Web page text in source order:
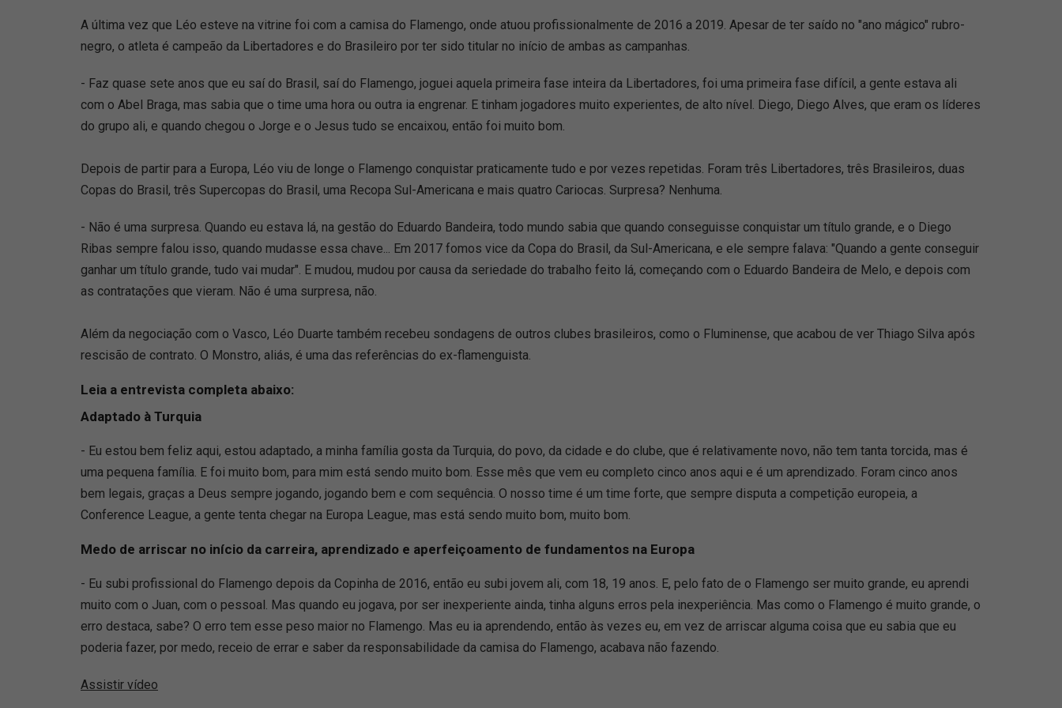
A última vez que Léo esteve na vitrine foi com a camisa do Flamengo, onde atuou profissionalmente de 2016 a 2019. Apesar de ter saído no "ano mágico" rubro-
negro, o atleta é campeão da Libertadores e do Brasileiro por ter sido titular no início de ambas as campanhas.
- Faz quase sete anos que eu saí do Brasil, saí do Flamengo, joguei aquela primeira fase inteira da Libertadores, foi uma primeira fase difícil, a gente estava ali
com o Abel Braga, mas sabia que o time uma hora ou outra ia engrenar. E tinham jogadores muito experientes, de alto nível. Diego, Diego Alves, que eram os líderes
do grupo ali, e quando chegou o Jorge e o Jesus tudo se encaixou, então foi muito bom.
Depois de partir para a Europa, Léo viu de longe o Flamengo conquistar praticamente tudo e por vezes repetidas. Foram três Libertadores, três Brasileiros, duas
Copas do Brasil, três Supercopas do Brasil, uma Recopa Sul-Americana e mais quatro Cariocas. Surpresa? Nenhuma.
- Não é uma surpresa. Quando eu estava lá, na gestão do Eduardo Bandeira, todo mundo sabia que quando conseguisse conquistar um título grande, e o Diego
Ribas sempre falou isso, quando mudasse essa chave... Em 2017 fomos vice da Copa do Brasil, da Sul-Americana, e ele sempre falava: "Quando a gente conseguir
ganhar um título grande, tudo vai mudar". E mudou, mudou por causa da seriedade do trabalho feito lá, começando com o Eduardo Bandeira de Melo, e depois com
as contratações que vieram. Não é uma surpresa, não.
Além da negociação com o Vasco, Léo Duarte também recebeu sondagens de outros clubes brasileiros, como o Fluminense, que acabou de ver Thiago Silva após
rescisão de contrato. O Monstro, aliás, é uma das referências do ex-flamenguista.
Leia a entrevista completa abaixo:
Adaptado à Turquia
- Eu estou bem feliz aqui, estou adaptado, a minha família gosta da Turquia, do povo, da cidade e do clube, que é relativamente novo, não tem tanta torcida, mas é
uma pequena família. E foi muito bom, para mim está sendo muito bom. Esse mês que vem eu completo cinco anos aqui e é um aprendizado. Foram cinco anos
bem legais, graças a Deus sempre jogando, jogando bem e com sequência. O nosso time é um time forte, que sempre disputa a competição europeia, a
Conference League, a gente tenta chegar na Europa League, mas está sendo muito bom, muito bom.
Medo de arriscar no início da carreira, aprendizado e aperfeiçoamento de fundamentos na Europa
- Eu subi profissional do Flamengo depois da Copinha de 2016, então eu subi jovem ali, com 18, 19 anos. E, pelo fato de o Flamengo ser muito grande, eu aprendi
muito com o Juan, com o pessoal. Mas quando eu jogava, por ser inexperiente ainda, tinha alguns erros pela inexperiência. Mas como o Flamengo é muito grande, o
erro destaca, sabe? O erro tem esse peso maior no Flamengo. Mas eu ia aprendendo, então às vezes eu, em vez de arriscar alguma coisa que eu sabia que eu
poderia fazer, por medo, receio de errar e saber da responsabilidade da camisa do Flamengo, acabava não fazendo.
Assistir vídeo